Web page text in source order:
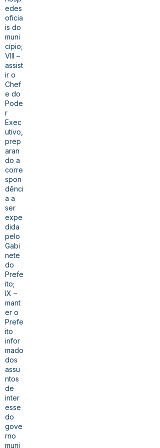
edes
oficia
is do
muni
cípio;
VIII –
assist
ir o
Chef
e do
Pode
r
Exec
utivo,
prep
aran
do a
corre
spon
dênci
a a
ser
expe
dida
pelo
Gabi
nete
do
Prefe
ito;
IX –
mant
er o
Prefe
ito
infor
mado
dos
assu
ntos
de
inter
esse
do
gove
rno
muni